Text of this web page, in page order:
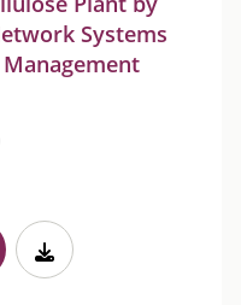
Systems